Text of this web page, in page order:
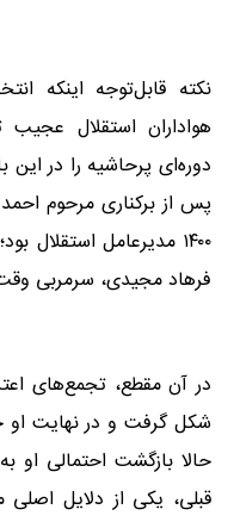
نکته قابل‌توجه اینکه
هواداران استقلال
دوره‌ای پرحاشیه را در
۱۴۰۰ مدیرعامل
فرهاد مجیدی، سرمربی
در آن مقطع، تجمع‌های
شکل گرفت و در نهایت او
حالا بازگشت احتمالی او
قبلی، یکی از دلایل